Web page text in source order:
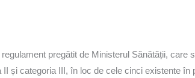
pregătit de Ministerul Sănătății, care
și categoria III, în loc de cele cinci existente în